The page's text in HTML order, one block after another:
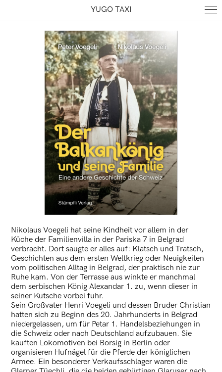
YUGO TAXI
Nikolaus Voegeli hat seine Kindheit vor allem in der
Küche der Familienvilla in der Pariska 7 in Belgrad
verbracht. Dort saugte er alles auf: Klatsch und Tratsch,
Geschichten aus dem ersten Weltkrieg oder Neuigkeiten
vom politischen Alltag in Belgrad, der praktisch nie zur
Ruhe kam. Von der Terrasse aus winkte er manchmal
dem serbischen König Alexandar 1. zu, wenn dieser in
seiner Kutsche vorbei fuhr.
Sein Großvater Henri Voegeli und dessen Bruder Christian
hatten sich zu Beginn des 20. Jahrhunderts in Belgrad
niedergelassen, um für Petar 1. Handelsbeziehungen in
die Schweiz oder nach Deutschland aufzubauen. Sie
kauften Lokomotiven bei Borsig in Berlin oder
organisieren Hufnägel für die Pferde der königlichen
Armee. Ein besonderer Verkaufsschlager waren die